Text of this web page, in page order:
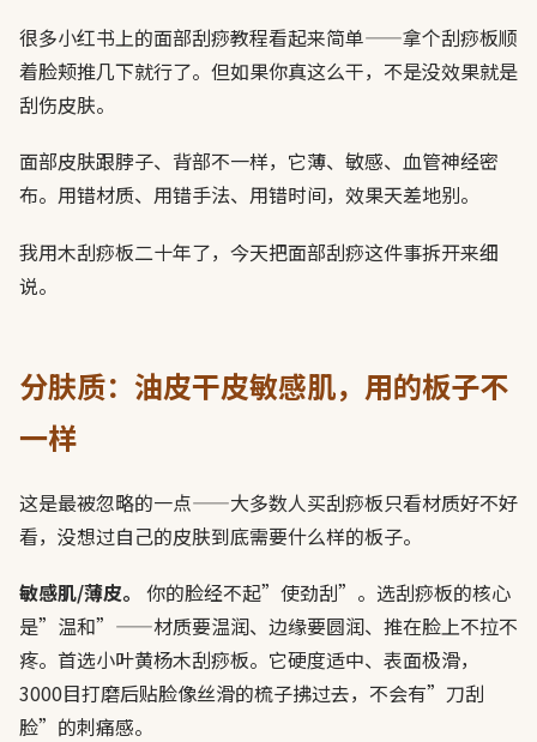
很多小红书上的面部刮痧教程看起来简单——拿个刮痧板顺
着脸颊推几下就行了。但如果你真这么干，不是没效果就是
刮伤皮肤。
面部皮肤跟脖子、背部不一样，它薄、敏感、血管神经密
布。用错材质、用错手法、用错时间，效果天差地别。
我用木刮痧板二十年了，今天把面部刮痧这件事拆开来细
说。
分肤质：油皮干皮敏感肌，用的板子不
一样
这是最被忽略的一点——大多数人买刮痧板只看材质好不好
看，没想过自己的皮肤到底需要什么样的板子。
敏感肌/薄皮。 你的脸经不起”使劲刮”。选刮痧板的核心
是”温和”——材质要温润、边缘要圆润、推在脸上不拉不
疼。首选小叶黄杨木刮痧板。它硬度适中、表面极滑，
3000目打磨后贴脸像丝滑的梳子拂过去，不会有”刀刮
脸”的刺痛感。